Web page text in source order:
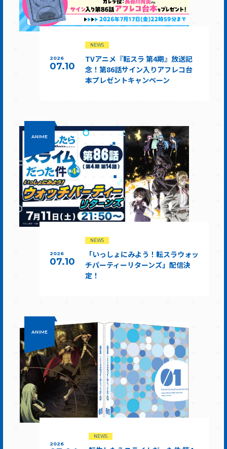
2026
07.10
NEWS
TVアニメ『転スラ 第4期』放送記
念！第86話サイン入りアフレコ台
本プレゼントキャンペーン
ANIME
2026
07.10
NEWS
「いっしょにみよう！転スラウォッ
チパーティーリターンズ」配信決
定！
ANIME
2026
NEWS